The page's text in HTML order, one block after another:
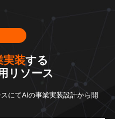
実装する
リソース
にてAIの事業実装設計から開